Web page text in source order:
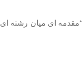
محیط زیست می باشند و در سال 2018 کتاب